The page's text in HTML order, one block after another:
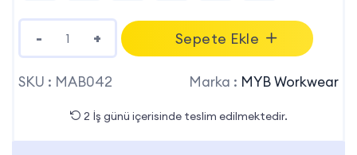
- + Sepete Ekle
SKU : MAB042 Marka : MYB Workwear
2 İş günü içerisinde teslim edilmektedir.